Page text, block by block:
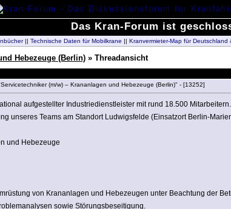
Das Kran-Forum ist
|| Technische Daten für Mobilkrane || Kranvermieter-Map für Deutschland
Hebezeuge (Berlin) » Threadansicht
(m/w) – Krananlagen und Hebezeuge (Berlin)" - [13252]
aufgestellter Industriedienstleister mit rund 18.500
unseres Teams am Standort Ludwigsfelde (Einsatzort Berlin-
und Hebezeuge
von Krananlagen und Hebezeugen unter Beachtung der
sowie Störungsbeseitigung.